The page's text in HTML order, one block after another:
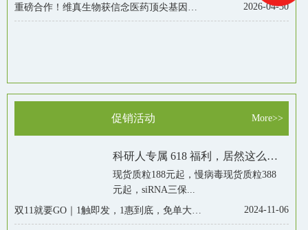
2026-04-30
促销活动 More>>
科研人专属 618 福利，居然这么划算！
现货质粒188元起，慢病毒现货质粒388
元起，siRNA三保...
2024-11-06